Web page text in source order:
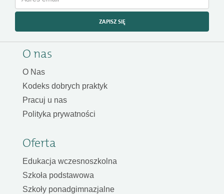
ZAPISZ SIĘ
O nas
O Nas
Kodeks dobrych praktyk
Pracuj u nas
Polityka prywatności
Oferta
Edukacja wczesnoszkolna
Szkoła podstawowa
Szkoły ponadgimnazjalne